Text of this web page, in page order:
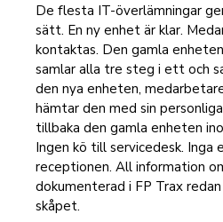
De flesta IT-överlämningar
sätt. En ny enhet är klar.
kontaktas. Den gamla
samlar alla tre steg i ett och
den nya enheten,
hämtar den med sin
tillbaka den gamla enheten
Ingen kö till servicedesk. Inga
receptionen. All information
dokumenterad i FP Trax
skåpet.